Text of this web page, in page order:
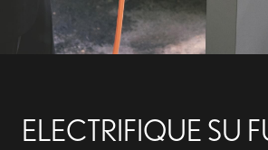
ELECTRIFIQUE SU